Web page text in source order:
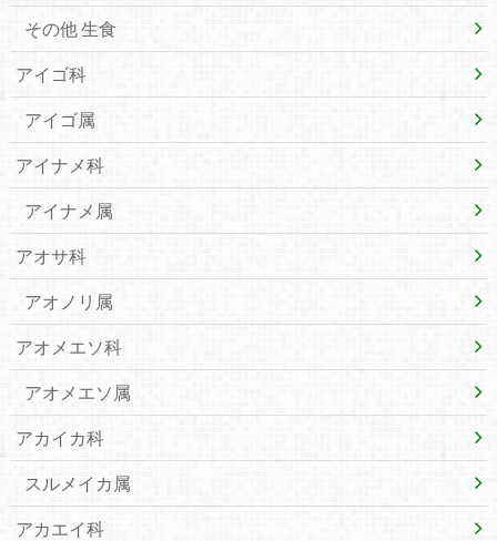
その他 生食
アイゴ科
アイゴ属
アイナメ科
アイナメ属
アオサ科
アオノリ属
アオメエソ科
アオメエソ属
アカイカ科
スルメイカ属
アカエイ科